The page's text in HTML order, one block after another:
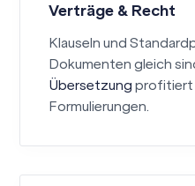
Verträge & Recht
Klauseln und
Dokumenten gleich
Übersetzung profitiert
Formulierungen.